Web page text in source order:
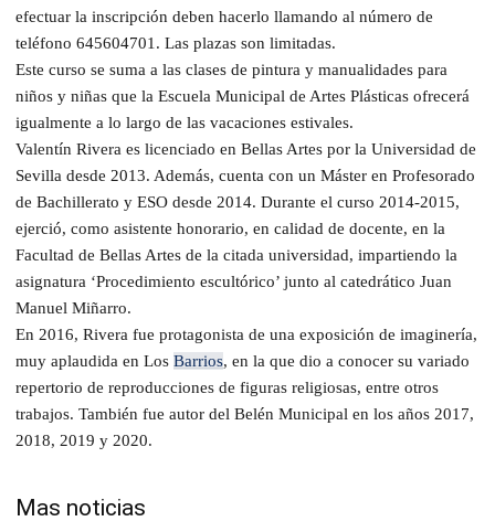
efectuar la inscripción deben hacerlo llamando al número de
teléfono 645604701. Las plazas son limitadas.
Este curso se suma a las clases de pintura y manualidades para
niños y niñas que la Escuela Municipal de Artes Plásticas ofrecerá
igualmente a lo largo de las vacaciones estivales.
Valentín Rivera es licenciado en Bellas Artes por la Universidad de
Sevilla desde 2013. Además, cuenta con un Máster en Profesorado
de Bachillerato y ESO desde 2014. Durante el curso 2014-2015,
ejerció, como asistente honorario, en calidad de docente, en la
Facultad de Bellas Artes de la citada universidad, impartiendo la
asignatura ‘Procedimiento escultórico’ junto al catedrático Juan
Manuel Miñarro.
En 2016, Rivera fue protagonista de una exposición de imaginería,
muy aplaudida en Los Barrios, en la que dio a conocer su variado
repertorio de reproducciones de figuras religiosas, entre otros
trabajos. También fue autor del Belén Municipal en los años 2017,
2018, 2019 y 2020.
Mas noticias